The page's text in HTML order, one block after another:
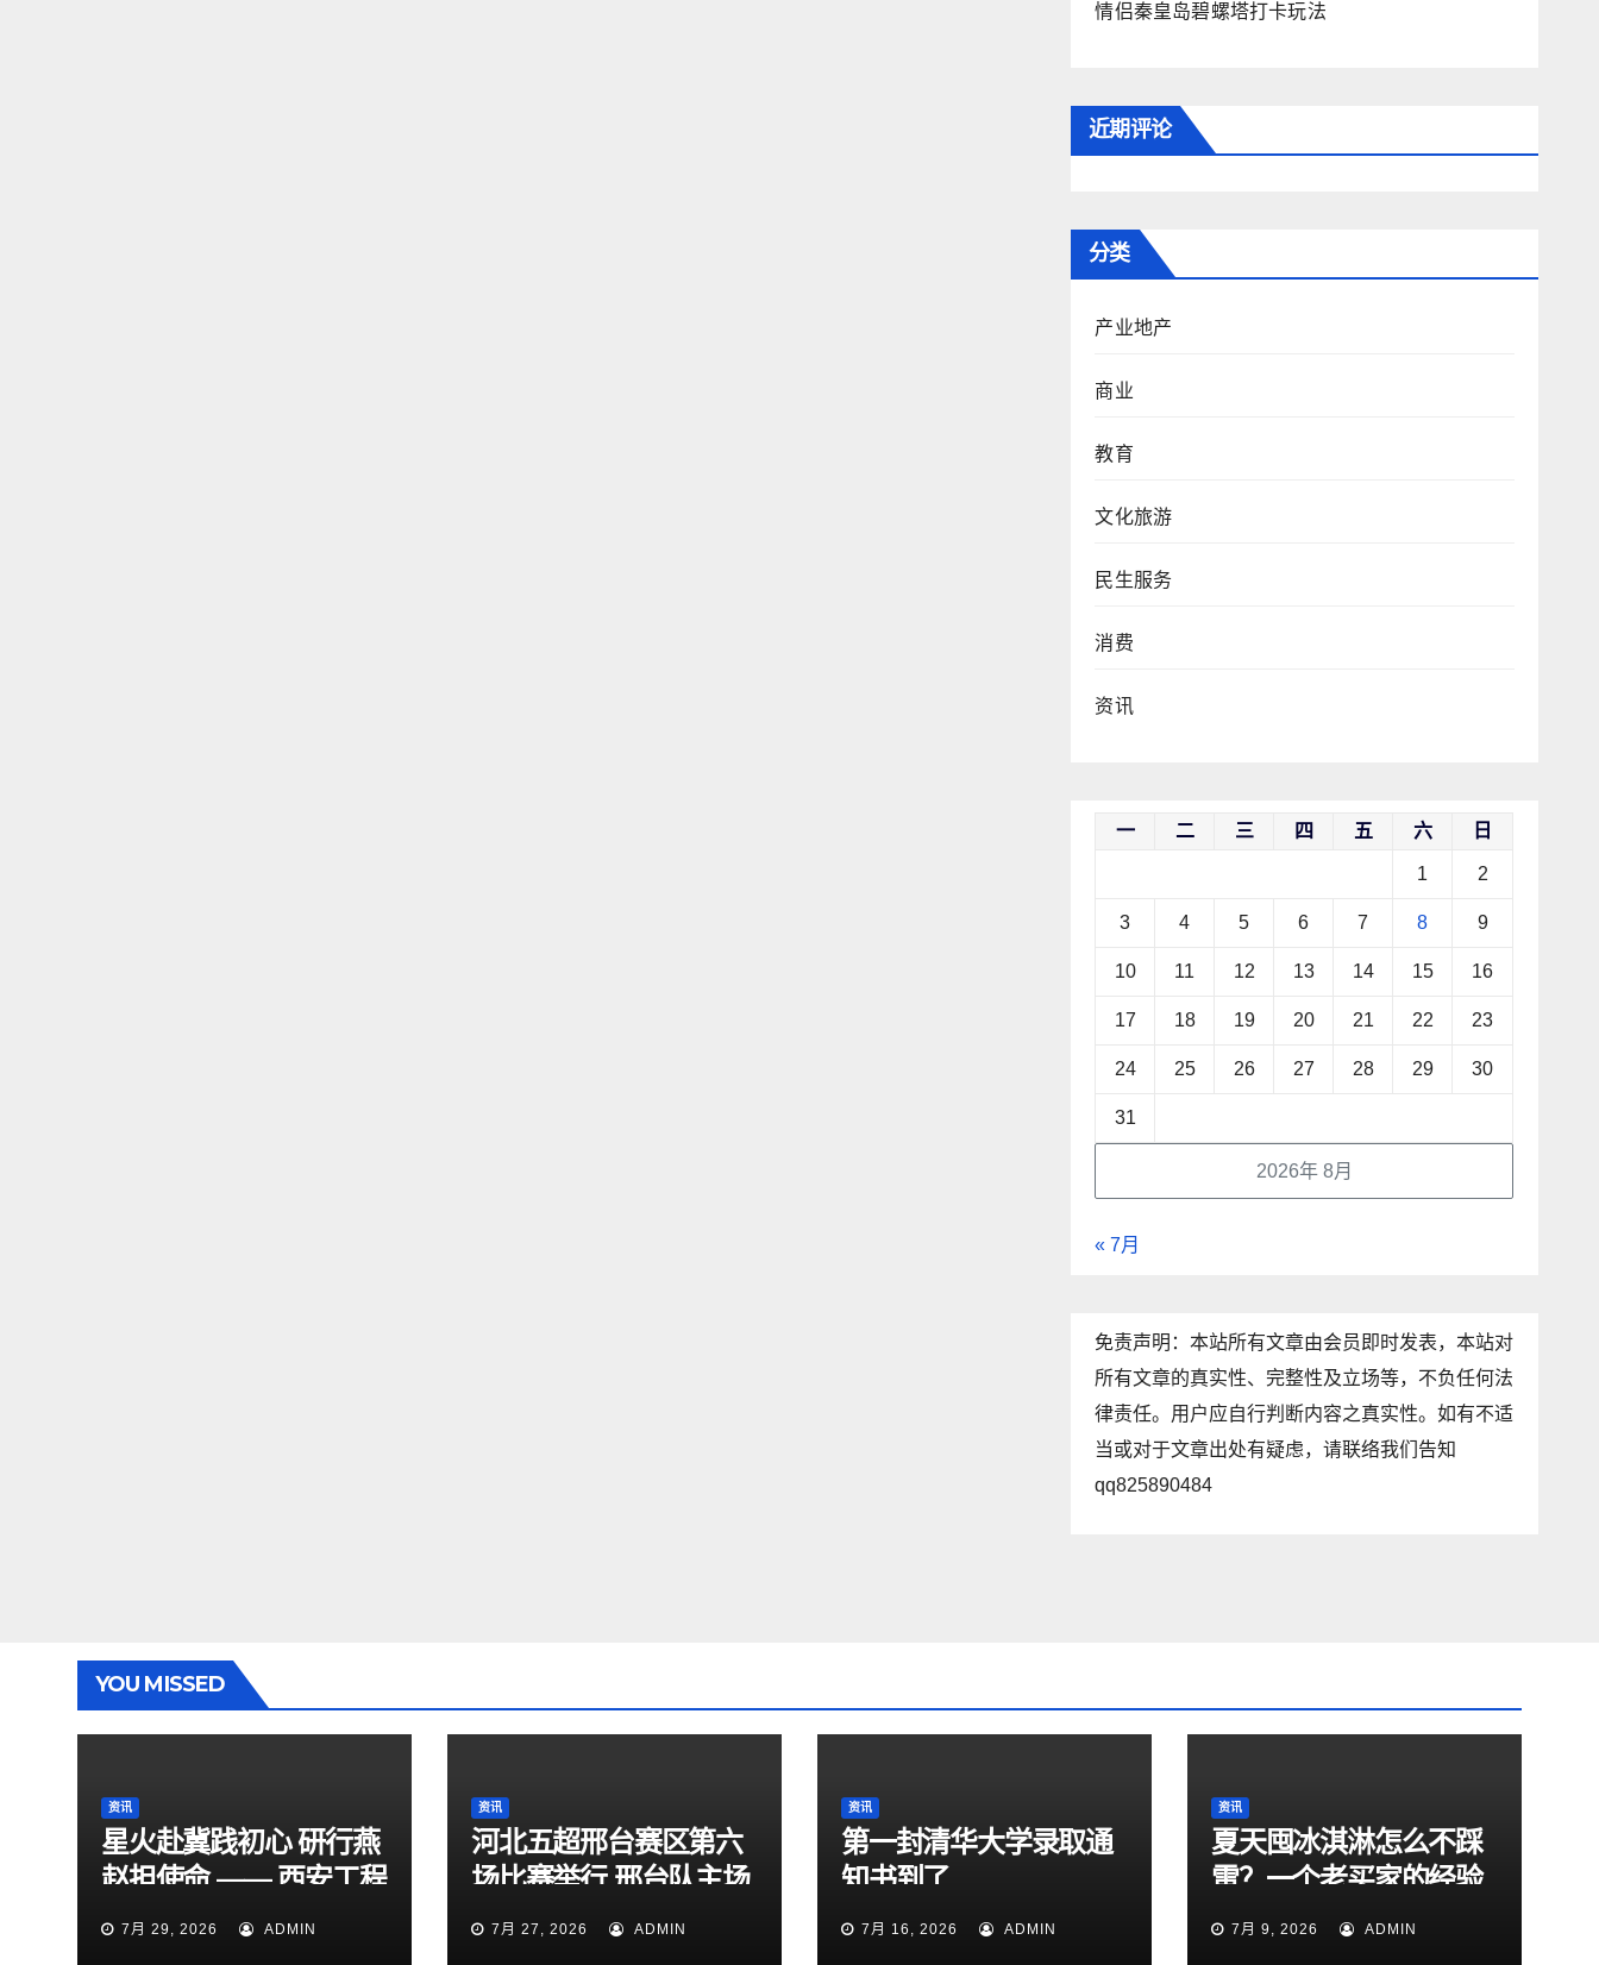
情侣秦皇岛碧螺塔打卡玩法
近期评论
分类
产业地产
商业
教育
文化旅游
民生服务
消费
资讯
2026年 8月
一 二 三 四 五 六 日
1 2
3 4 5 6 7 8 9
10 11 12 13 14 15 16
17 18 19 20 21 22 23
24 25 26 27 28 29 30
31
« 7月
免责声明：本站所有文章由会员即时发表，本站对
所有文章的真实性、完整性及立场等，不负任何法
律责任。用户应自行判断内容之真实性。如有不适
当或对于文章出处有疑虑，请联络我们告知
qq825890484
YOU MISSED
资讯
星火赴冀践初心 研行燕
赵担使命 —— 西安工程
大学“星火研途”研究生
7月 29, 2026 ADMIN
资讯
河北五超邢台赛区第六
场比赛举行 邢台队主场
15:1大胜雄安新区队
7月 27, 2026 ADMIN
资讯
第一封清华大学录取通
知书到了
7月 16, 2026 ADMIN
资讯
夏天囤冰淇淋怎么不踩
雷？一个老买家的经验
总结
7月 9, 2026 ADMIN